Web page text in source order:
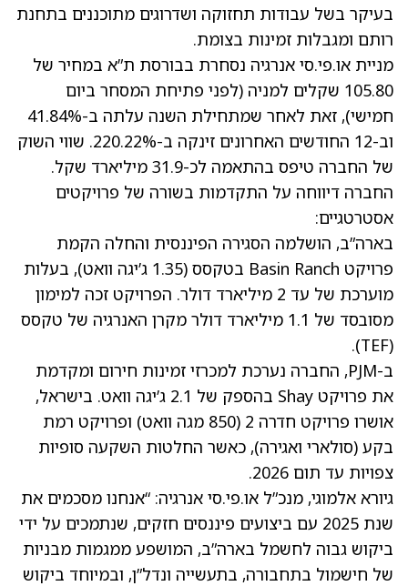
בעיקר בשל עבודות תחזוקה ושדרוגים מתוכננים בתחנת
רותם ומגבלות זמינות בצומת.
מניית או.פי.סי אנרגיה נסחרת בבורסת ת”א במחיר של
105.80 שקלים למניה (לפני פתיחת המסחר ביום
חמישי), זאת לאחר שמתחילת השנה עלתה ב-41.84%
וב-12 החודשים האחרונים זינקה ב-220.22%. שווי השוק
של החברה טיפס בהתאמה לכ-31.9 מיליארד שקל.
החברה דיווחה על התקדמות בשורה של פרויקטים
אסטרטגיים:
בארה”ב, הושלמה הסגירה הפיננסית והחלה הקמת
פרויקט Basin Ranch בטקסס (1.35 ג’יגה וואט), בעלות
מוערכת של עד 2 מיליארד דולר. הפרויקט זכה למימון
מסובסד של 1.1 מיליארד דולר מקרן האנרגיה של טקסס
(TEF).
ב-PJM, החברה נערכת למכרזי זמינות חירום ומקדמת
את פרויקט Shay בהספק של 2.1 ג’יגה וואט. בישראל,
אושרו פרויקט חדרה 2 (850 מגה וואט) ופרויקט רמת
בקע (סולארי ואגירה), כאשר החלטות השקעה סופיות
צפויות עד תום 2026.
גיורא אלמוגי, מנכ”ל או.פי.סי אנרגיה: “אנחנו מסכמים את
שנת 2025 עם ביצועים פיננסים חזקים, שנתמכים על ידי
ביקוש גבוה לחשמל בארה”ב, המושפע ממגמות מבניות
של חישמול בתחבורה, בתעשייה ונדל”ן, ובמיוחד ביקוש